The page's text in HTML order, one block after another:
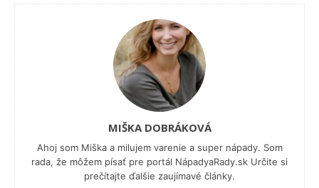
MIŠKA DOBRÁKOVÁ
Ahoj som Miška a milujem varenie a super nápady. Som
rada, že môžem písať pre portál NápadyaRady.sk Určite si
prečítajte ďalšie zaujímavé články.